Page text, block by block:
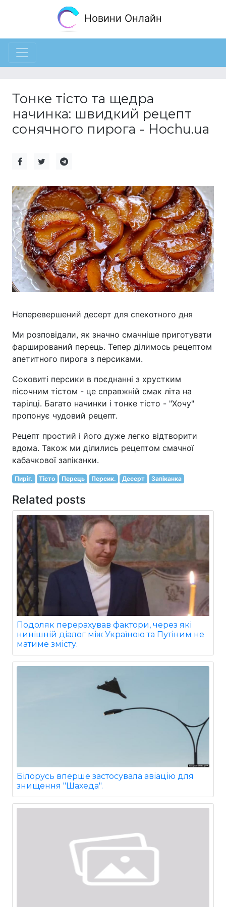
Новини Онлайн
Тонке тісто та щедра
начинка: швидкий рецепт
сонячного пирога - Hochu.ua
Неперевершений десерт для спекотного дня
Ми розповідали, як значно смачніше приготувати
фарширований перець. Тепер ділимось рецептом
апетитного пирога з персиками.
Соковиті персики в поєднанні з хрустким
пісочним тістом - це справжній смак літа на
тарілці. Багато начинки і тонке тісто - "Хочу"
пропонує чудовий рецепт.
Рецепт простий і його дуже легко відтворити
вдома. Також ми ділились рецептом смачної
кабачкової запіканки.
Пиріг. Тісто Перець Персик. Десерт Запіканка
Related posts
Подоляк перерахував фактори, через які
нинішній діалог між Україною та Путіним не
матиме змісту.
Білорусь вперше застосувала авіацію для
знищення "Шахеда".